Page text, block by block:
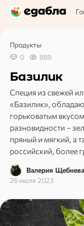
Продукты
0
889
Базилик
Специя из свежей
«Базилик»,
горьковатым
разновидности –
пряный и мягкий, а
российский, более
Валерия
26 июля 2023